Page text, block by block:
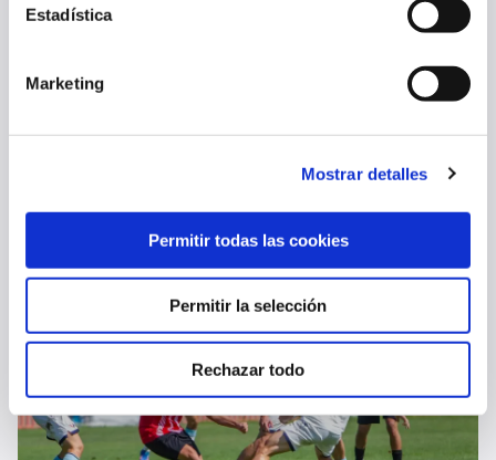
Estadística
Marketing
Mostrar detalles
Permitir todas las cookies
Permitir la selección
Rechazar todo
MIGUEL AURÍA, CEDIDO AL C. D. MIRANDÉS